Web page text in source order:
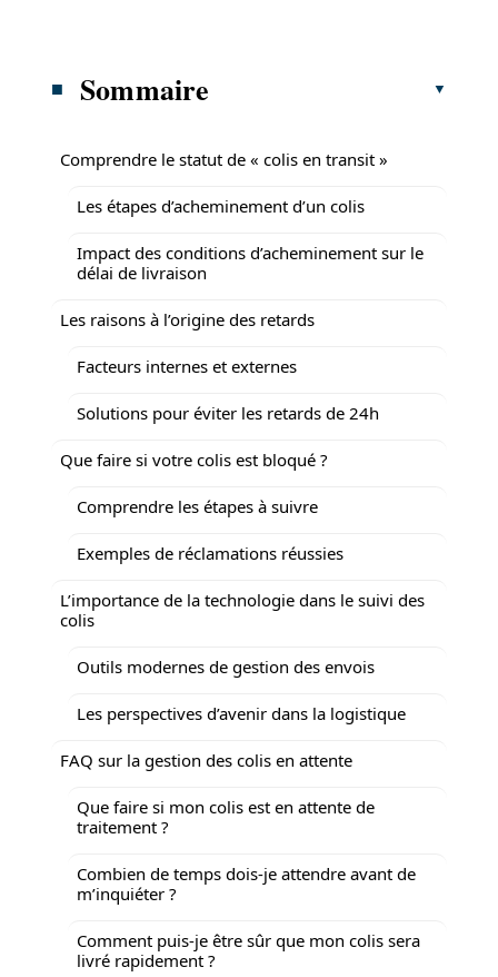
Sommaire
Comprendre le statut de « colis en transit »
Les étapes d’acheminement d’un colis
Impact des conditions d’acheminement sur le
délai de livraison
Les raisons à l’origine des retards
Facteurs internes et externes
Solutions pour éviter les retards de 24h
Que faire si votre colis est bloqué ?
Comprendre les étapes à suivre
Exemples de réclamations réussies
L’importance de la technologie dans le suivi des
colis
Outils modernes de gestion des envois
Les perspectives d’avenir dans la logistique
FAQ sur la gestion des colis en attente
Que faire si mon colis est en attente de
traitement ?
Combien de temps dois-je attendre avant de
m’inquiéter ?
Comment puis-je être sûr que mon colis sera
livré rapidement ?